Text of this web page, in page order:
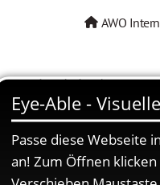
AWO Intern
AWO als Arbeitgeber